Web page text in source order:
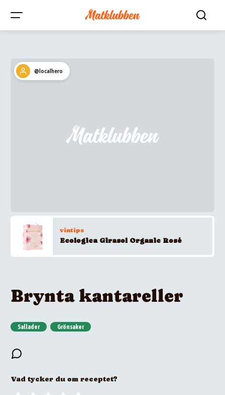
@localhero
vintips
Ecologica Girasol Organic Rosé
Brynta kantareller
Sallader Grönsaker
Vad tycker du om receptet?